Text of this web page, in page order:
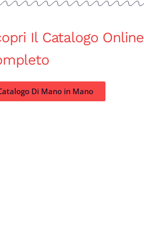
Il Catalogo Online
Di Mano in Mano